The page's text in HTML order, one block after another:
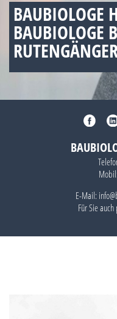
BAUBIOLOGE
BAUBIOLOGE
Mobil:
E-Mail:
Für Sie